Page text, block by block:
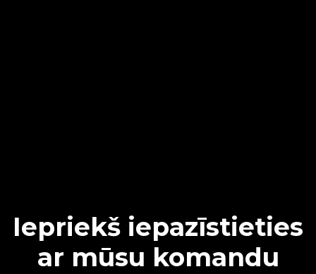
Iepriekš iepazīstieties
ar mūsu komandu